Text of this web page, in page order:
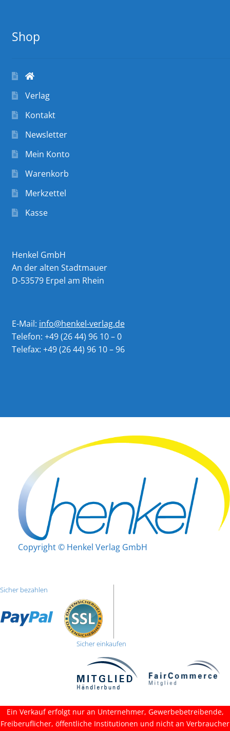
Shop
Verlag
Kontakt
Newsletter
Mein Konto
Warenkorb
Merkzettel
Kasse
Henkel GmbH
An der alten Stadtmauer
D-53579 Erpel am Rhein
E-Mail: info@henkel-verlag.de
Telefon: +49 (26 44) 96 10 – 0
Telefax: +49 (26 44) 96 10 – 96
Copyright © Henkel Verlag GmbH
Sicher bezahlen
Sicher einkaufen
Ein Verkauf erfolgt nur an Unternehmer, Gewerbebetreibende,
Freiberuflicher, öffentliche Institutionen und nicht an Verbraucher